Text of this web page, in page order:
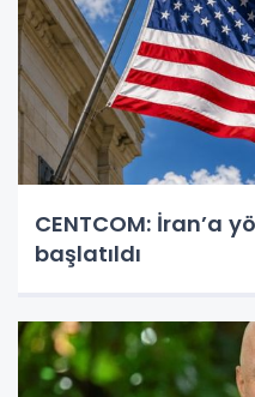
CENTCOM: İran’a
başlatıldı